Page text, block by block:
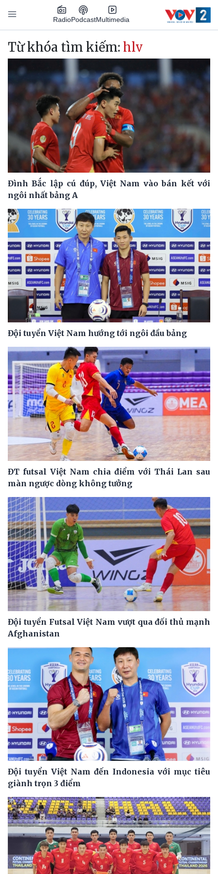
Nhảy đến nội dung
RadioPodcastMultimedia
Main navigation
Từ khóa tìm kiếm: hlv
Đình Bắc lập cú đúp, Việt Nam vào bán kết với
ngôi nhất bảng A
Đội tuyển Việt Nam hướng tới ngôi đầu bảng
ĐT futsal Việt Nam chia điểm với Thái Lan sau
màn ngược dòng không tưởng
Đội tuyển Futsal Việt Nam vượt qua đối thủ mạnh
Afghanistan
Đội tuyển Việt Nam đến Indonesia với mục tiêu
giành trọn 3 điểm